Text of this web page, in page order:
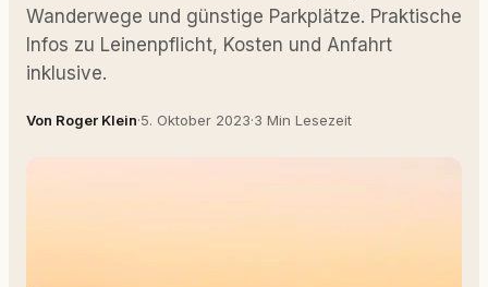
Wanderwege und günstige Parkplätze. Praktische
Infos zu Leinenpflicht, Kosten und Anfahrt
inklusive.
Von Roger Klein·5. Oktober 2023·3 Min Lesezeit